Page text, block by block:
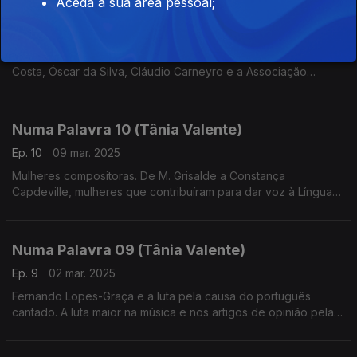
Numa Palavra 11 (Tânia Valente)
Costa, Óscar da Silva, Cláudio Carneyro e a Associação
Numa Palavra 10 (Tânia Valente)
Ep. 10
09 mar. 2025
Mulheres compositoras. De M. Grisalde a Constança
Capdeville, mulheres que contribuíram para dar voz à Língua
Numa Palavra 09 (Tânia Valente)
Ep. 9
02 mar. 2025
Fernando Lopes-Graça e a luta pela causa do português
cantado. A luta maior na música e nos artigos de opinião pela